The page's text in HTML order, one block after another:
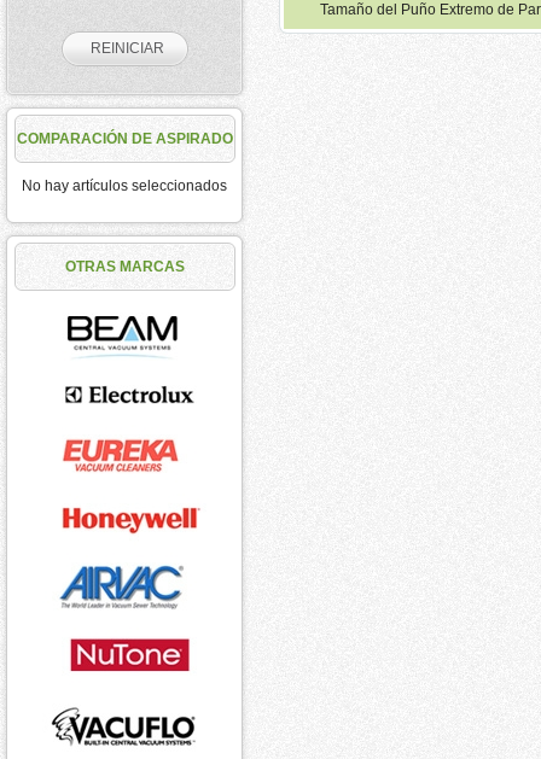
COMPARACIÓN DE ASPIRADO
No hay artículos seleccionados
OTRAS MARCAS
Tamaño del Puño Extremo de